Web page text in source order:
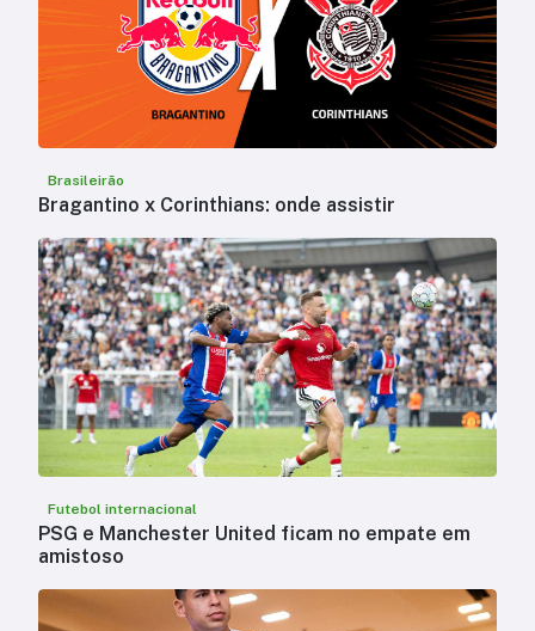
Brasileirão
Bragantino x Corinthians: onde assistir
Futebol internacional
PSG e Manchester United ficam no empate em
amistoso